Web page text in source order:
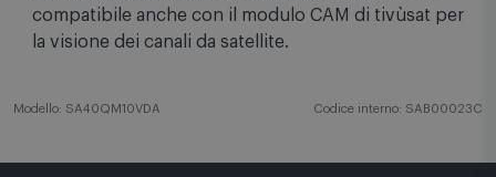
compatibile anche con il modulo CAM di tivùsat per
la visione dei canali da satellite.
Modello: SA40QM10VDA Codice interno: SAB00023C